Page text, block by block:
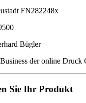
FN282248x
Bügler
der online Druck
Sie Ihr Produkt